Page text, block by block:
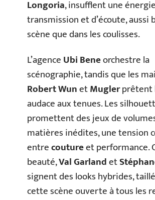
Longoria, insufflent une
transmission et d’écoute, aussi
scène que dans les coulisses.
L’agenceUbi Beneorchestre la
scénographie, tandis que les
Robert WunetMuglerprêtent
audace aux tenues. Les
promettent des jeux de
matières inédites, une tension
entrecoutureet performance.
beauté,Val Garlandet
signent des looks hybrides,
cette scène ouverte à tous les